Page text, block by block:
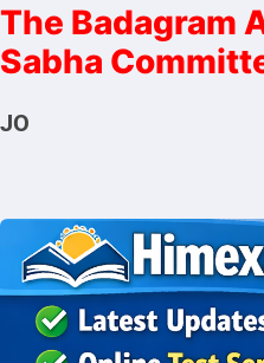
The Badagram
Sabha
JO